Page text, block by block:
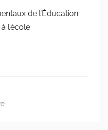
de l’Éducation
l’école